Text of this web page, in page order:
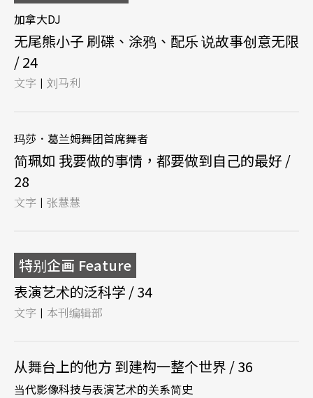
加拿大DJ
无尾熊小子 刷碟、涂鸦、配乐 说故事创意无限
/ 24
文字 | 刘马利
玛莎．葛兰姆舞团首席舞者
简珮如 我要做的事情，都要做到自己的最好 /
28
文字 | 张慧慧
特别企画 Feature
表演艺术的泛科学 / 34
文字 | 本刊编辑部
从舞台上的他方 到建构一整个世界 / 36
当代影像科技与表演艺术的关系简史